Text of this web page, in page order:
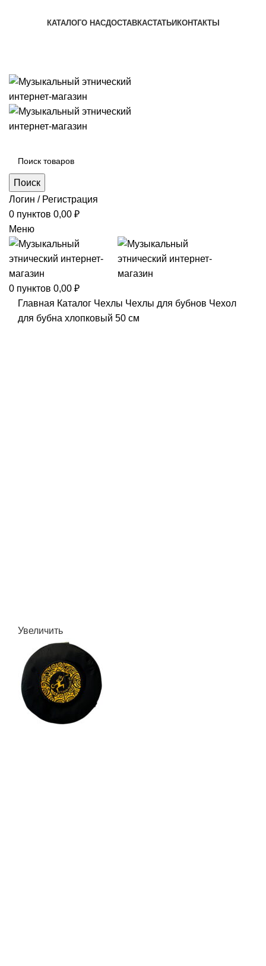
КАТАЛОГО НАСДОСТАВКАСТАТЬИ КОНТАКТЫ
Поиск
Логин / Регистрация
0 пунктов 0,00 ₽
Меню
0 пунктов 0,00 ₽
Главная Каталог Чехлы Чехлы для бубнов Чехол
для бубна хлопковый 50 см
Увеличить